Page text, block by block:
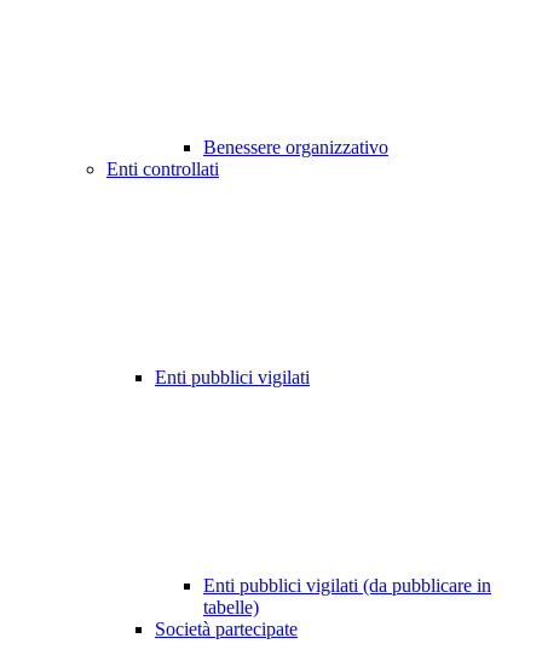
Benessere organizzativo
Enti controllati
Enti pubblici vigilati
Enti pubblici vigilati (da pubblicare in
tabelle)
Società partecipate